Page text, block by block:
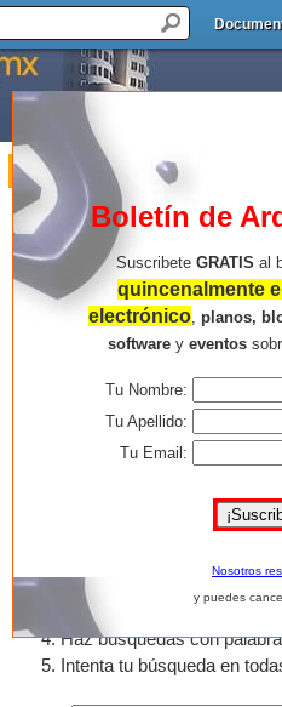
Buscador de Arquitectura :
OPCIONES DE BUSQUEDA:
Consejos para buscar mejor:
Usa solo las palabras que
palabras, mas resultados
No uses corchetes,
que tengan "urban" en
como urbano, urbanos,
Haz búsquedas con
Intenta tu búsqueda en
Boletín de
Suscribete GRATIS al
quincenalmente
electrónico, planos,
softwarey eventos
Tu Nombre:
Tu Apellido:
Tu Email:
Nosotros
y puedes